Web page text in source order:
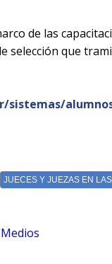
de las
selección que
sistemas/